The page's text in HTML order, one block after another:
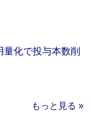
量化で投与本数削
もっと見る »